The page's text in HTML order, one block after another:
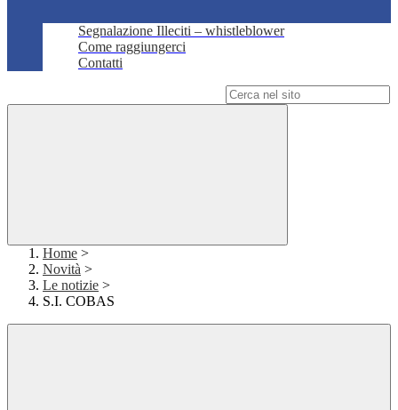
Segnalazione Illeciti – whistleblower
Come raggiungerci
Contatti
Home >
Novità >
Le notizie >
S.I. COBAS